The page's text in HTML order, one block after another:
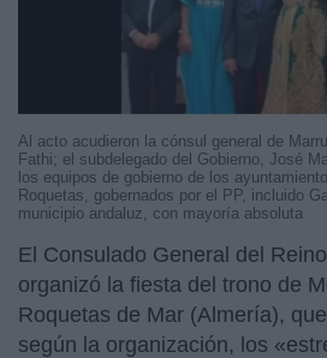
Al acto acudieron la cónsul general de
Fathi; el subdelegado del Gobierno, José
los equipos de gobierno de los
Roquetas, gobernados por el PP, incluido
municipio andaluz, con mayoría absoluta
El Consulado General del
organizó la fiesta del trono de
Roquetas de Mar (Almería),
según la organización, los